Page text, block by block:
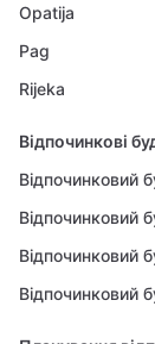
Opatija
Pag
Rijeka
Відпочинкові
Відпочинковий
Відпочинковий
Відпочинковий
Відпочинковий